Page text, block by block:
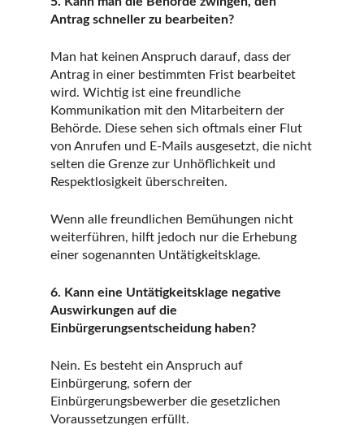
Antrag schneller zu bearbeiten?
Man hat keinen Anspruch darauf, dass der
Antrag in einer bestimmten Frist bearbeitet
wird. Wichtig ist eine freundliche
Kommunikation mit den Mitarbeitern der
Behörde. Diese sehen sich oftmals einer Flut
von Anrufen und E-Mails ausgesetzt, die nicht
selten die Grenze zur Unhöflichkeit und
Respektlosigkeit überschreiten.
Wenn alle freundlichen Bemühungen nicht
weiterführen, hilft jedoch nur die Erhebung
einer sogenannten Untätigkeitsklage.
6. Kann eine Untätigkeitsklage negative
Auswirkungen auf die
Einbürgerungsentscheidung haben?
Nein. Es besteht ein Anspruch auf
Einbürgerung, sofern der
Einbürgerungsbewerber die gesetzlichen
Voraussetzungen erfüllt.